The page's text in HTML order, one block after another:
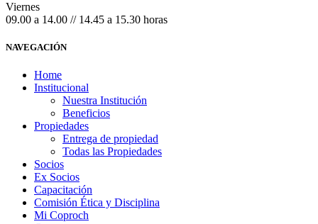
Viernes
09.00 a 14.00 // 14.45 a 15.30 horas
NAVEGACIÓN
Home
Institucional
Nuestra Institución
Beneficios
Propiedades
Entrega de propiedad
Todas las Propiedades
Socios
Ex Socios
Capacitación
Comisión Ética y Disciplina
Mi Coproch